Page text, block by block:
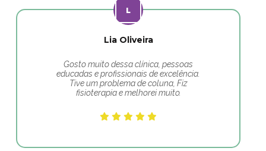
Lia Oliveira
Gosto muito dessa clínica, pessoas
educadas e profissionais de excelência.
Tive um problema de coluna, Fiz
fisioterapia e melhorei muito.